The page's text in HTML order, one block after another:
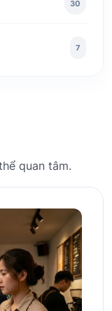
30
7
quan tâm.